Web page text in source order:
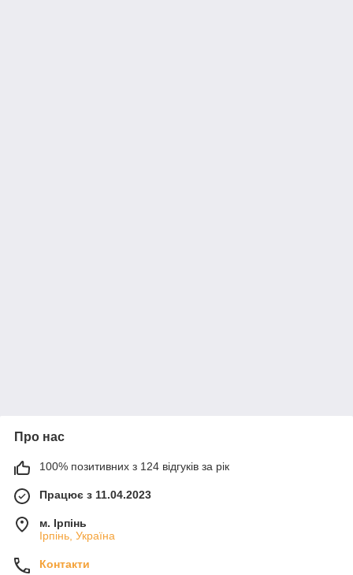
Про нас
100% позитивних з 124 відгуків за рік
Працює з 11.04.2023
м. Ірпінь
Ірпінь, Україна
Контакти